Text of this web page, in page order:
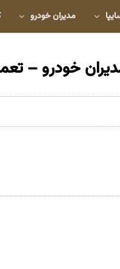
مدیران خودرو
خودرو –